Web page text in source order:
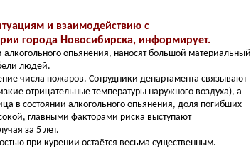
и взаимодействию с
города Новосибирска, информирует.
опьянения, наносят большой материальный
людей.
числа пожаров. Сотрудники департамента связывают
отрицательные температуры наружного воздуха), а
в состоянии алкогольного опьянения, доля погибших
главными факторами риска выступают
за 5 лет.
при курении остаётся весьма существенным.